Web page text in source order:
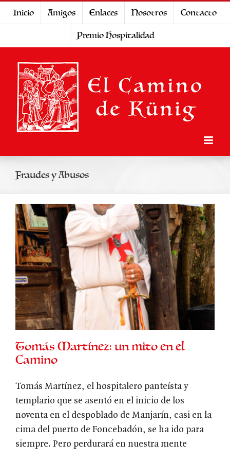
Inicio Amigos Enlaces Nosotros
Contacto
Premio Hospitalidad
Fraudes y Abusos
Tomás Martínez: un mito en el
Camino
Tomás Martínez, el hospitalero panteísta y
templario que se asentó en el inicio de los
noventa en el despoblado de Manjarín, casi en la
cima del puerto de Foncebadón, se ha ido para
siempre. Pero perdurará en nuestra mente